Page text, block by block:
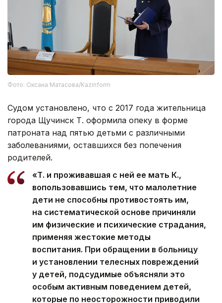
Фото: Оксана Матасова/Kazinform
Судом установлено, что с 2017 года жительница
города Щучинск Т. оформила опеку в форме
патроната над пятью детьми с различными
заболеваниями, оставшихся без попечения
родителей.
«Т. и проживавшая с ней ее мать К.,
вопользовавшись тем, что малолетние
дети не способны противостоять им,
на систематической основе причиняли
им физические и психические страдания,
применяя жестокие методы
воспитания. При обращении в больницу
и установлении телесных повреждений
у детей, подсудимые объясняли это
особым активным поведением детей,
которые по неосторожности приводили